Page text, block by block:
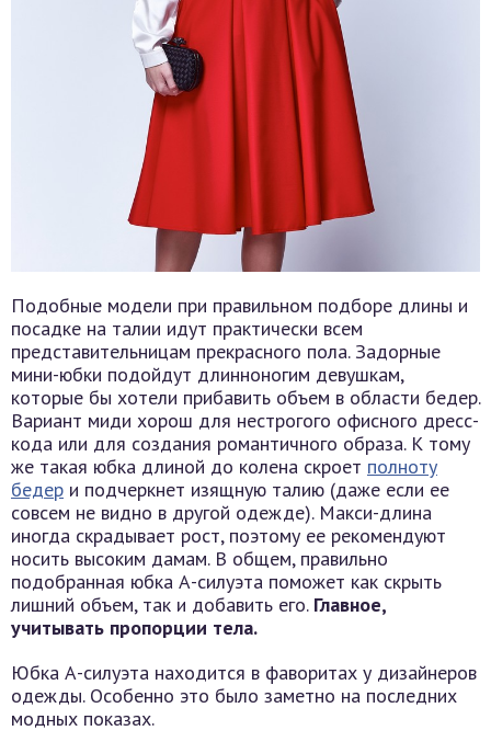
Подобные модели при правильном подборе длины и
посадке на талии идут практически всем
представительницам прекрасного пола. Задорные
мини-юбки подойдут длинноногим девушкам,
которые бы хотели прибавить объем в области бедер.
Вариант миди хорош для нестрогого офисного дресс-
кода или для создания романтичного образа. К тому
же такая юбка длиной до колена скроет полноту
бедер и подчеркнет изящную талию (даже если ее
совсем не видно в другой одежде). Макси-длина
иногда скрадывает рост, поэтому ее рекомендуют
носить высоким дамам. В общем, правильно
подобранная юбка А-силуэта поможет как скрыть
лишний объем, так и добавить его. Главное,
учитывать пропорции тела.
Юбка А-силуэта находится в фаворитах у дизайнеров
одежды. Особенно это было заметно на последних
модных показах.